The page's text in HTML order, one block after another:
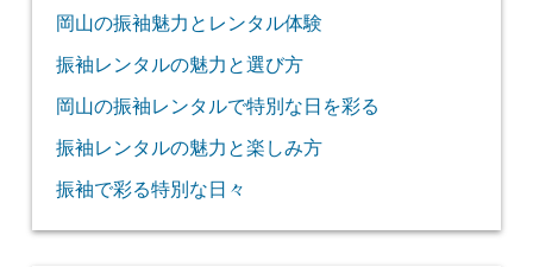
岡山の振袖魅力とレンタル体験
振袖レンタルの魅力と選び方
岡山の振袖レンタルで特別な日を彩る
振袖レンタルの魅力と楽しみ方
振袖で彩る特別な日々